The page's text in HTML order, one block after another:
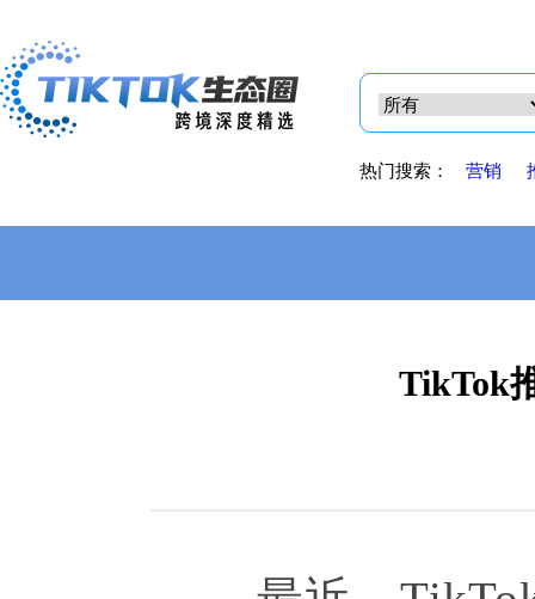
热门搜索： 营销
TikTok